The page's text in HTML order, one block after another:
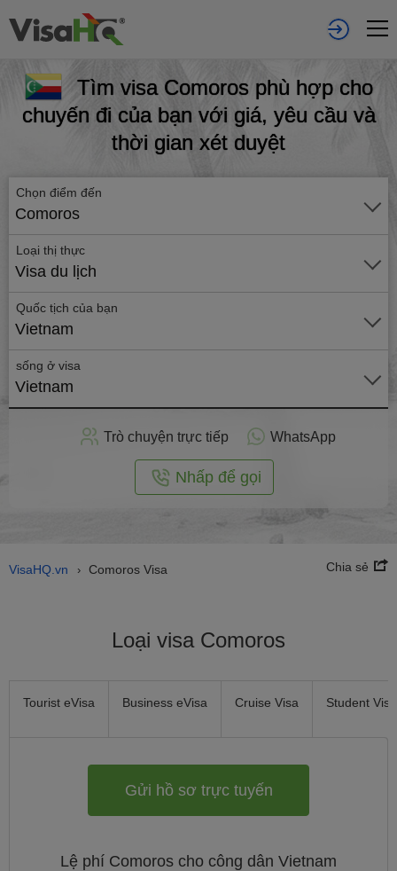
Tìm visa Comoros phù hợp cho
chuyến đi của bạn với giá, yêu cầu và
thời gian xét duyệt
Chọn điểm đến
Comoros
Loại thị thực
Visa du lịch
Quốc tịch của bạn
Vietnam
sống ở visa
Vietnam
Gửi
hồ
Trò chuyện trực tiếp WhatsApp
Nhấp để gọi
VisaHQ.vn › Comoros Visa Chia sẻ
Loại visa Comoros
Tourist eVisa Business eVisa Cruise Visa Student Visa
Gửi hồ sơ trực tuyến
Lệ phí Comoros cho công dân Vietnam